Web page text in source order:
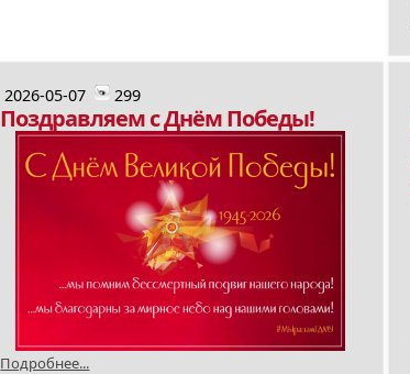
2026-05-07 299
Поздравляем с Днём Победы!
Подробнее...